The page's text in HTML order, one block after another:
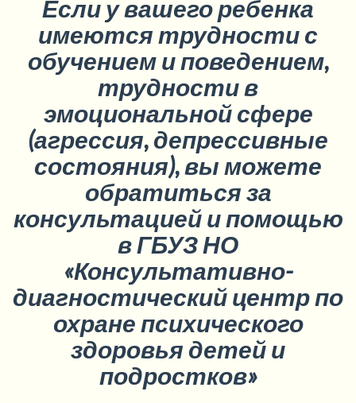
Если у вашего ребенка
имеются трудности с
обучением и поведением,
трудности в
эмоциональной сфере
(агрессия, депрессивные
состояния), вы можете
обратиться за
консультацией и помощью
в ГБУЗ НО
«Консультативно-
диагностический центр по
охране психического
здоровья детей и
подростков»